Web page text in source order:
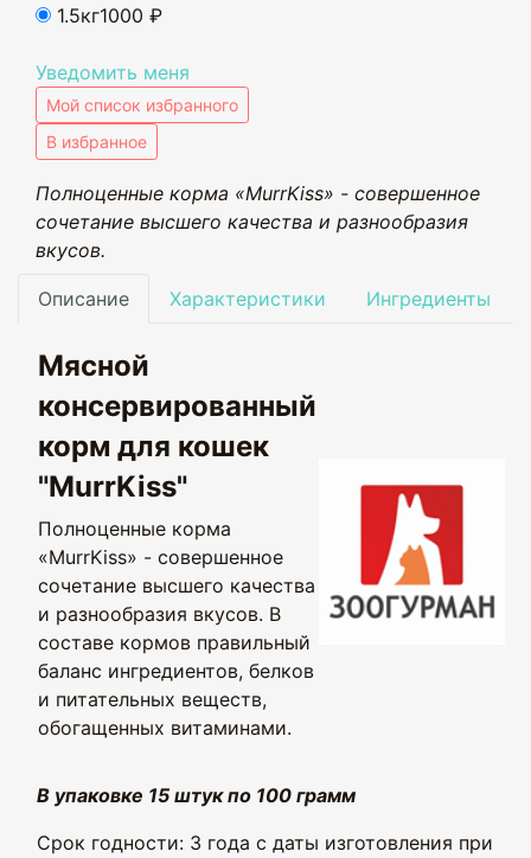
1.5кг1000 ₽
Уведомить меня
Мой список избранного
В избранное
Полноценные корма «MurrKiss» - совершенное
сочетание высшего качества и разнообразия
вкусов.
Описание Характеристики Ингредиенты
Мясной
консервированный
корм для кошек
"MurrKiss"
Полноценные корма
«MurrKiss» - совершенное
сочетание высшего качества
и разнообразия вкусов. В
составе кормов правильный
баланс ингредиентов, белков
и питательных веществ,
обогащенных витаминами.
В упаковке 15 штук по 100 грамм
Срок годности: 3 года с даты изготовления при